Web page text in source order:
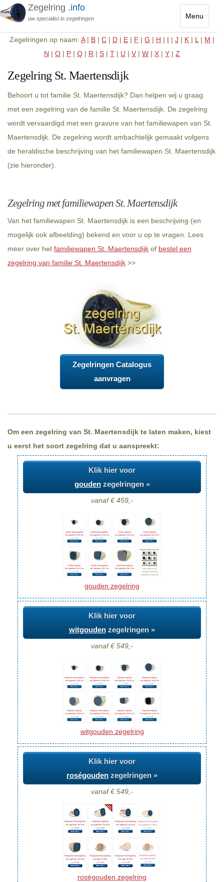
Menu
Toggle
Zegelring .info
uw specialist in zegelringen
Zegelringen op naam: A| B | C | D | E | F | G | H | I | J | K | L | M |
N | O | P | Q | R | S | T | U | V | W | X | Y | Z
Zegelring St. Maertensdijk
Behoort u tot familie St. Maertensdijk? Dan helpen wij u graag
met een zegelring van de familie St. Maertensdijk. De zegelring
wordt vervaardigd met een gravure van het familiewapen van St.
Maertensdijk. De zegelring wordt ambachtelijk gemaakt volgens
de heraldische beschrijving van het familiewapen St. Maertensdijk
(zie hieronder).
Zegelring met familiewapen St. Maertensdijk
Van het familiewapen St. Maertensdijk is een beschrijving (en
mogelijk ook afbeelding) bekend en voor u op te vragen. Lees
meer over het familiewapen St. Maertensdijk of bestel een
zegelring van familie St. Maertensdijk >>
Zegelringen Catalogus
aanvragen
Om een zegelring van St. Maertensdijk te laten maken, kiest
u eerst het soort zegelring dat u aanspreekt:
Klik hier voor
goudenzegelringen »
vanaf € 459,-
gouden zegelring
Klik hier voor
witgouden zegelringen »
vanaf € 549,-
witgouden zegelring
Klik hier voor
roségouden zegelringen »
vanaf € 549,-
roségouden zegelring